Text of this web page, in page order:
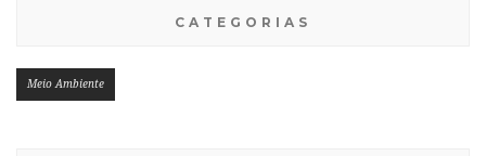
CATEGORIAS
Meio Ambiente